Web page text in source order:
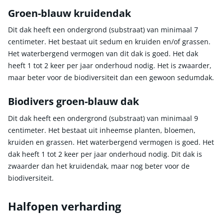
Groen-blauw kruidendak
Dit dak heeft een ondergrond (substraat) van minimaal 7
centimeter. Het bestaat uit sedum en kruiden en/of grassen.
Het waterbergend vermogen van dit dak is goed. Het dak
heeft 1 tot 2 keer per jaar onderhoud nodig. Het is zwaarder,
maar beter voor de biodiversiteit dan een gewoon sedumdak.
Biodivers groen-blauw dak
Dit dak heeft een ondergrond (substraat) van minimaal 9
centimeter. Het bestaat uit inheemse planten, bloemen,
kruiden en grassen. Het waterbergend vermogen is goed. Het
dak heeft 1 tot 2 keer per jaar onderhoud nodig. Dit dak is
zwaarder dan het kruidendak, maar nog beter voor de
biodiversiteit.
Halfopen verharding